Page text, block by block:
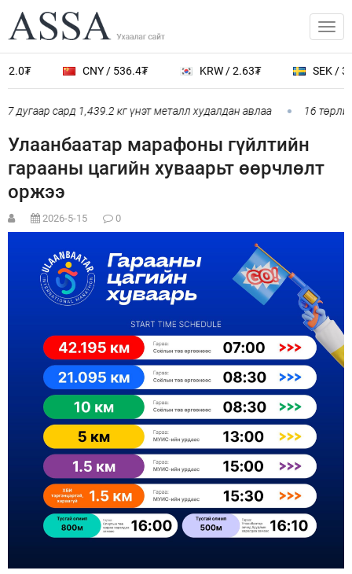
CNY / 536.4₮ KRW / 2.63₮ SEK /
дугаар сард 1,439.2 кг үнэт металл худалдан авлаа 16
Улаанбаатар марафоны гүйлтийн
гарааны цагийн хуваарьт өөрчлөлт
оржээ
2026-5-15 0